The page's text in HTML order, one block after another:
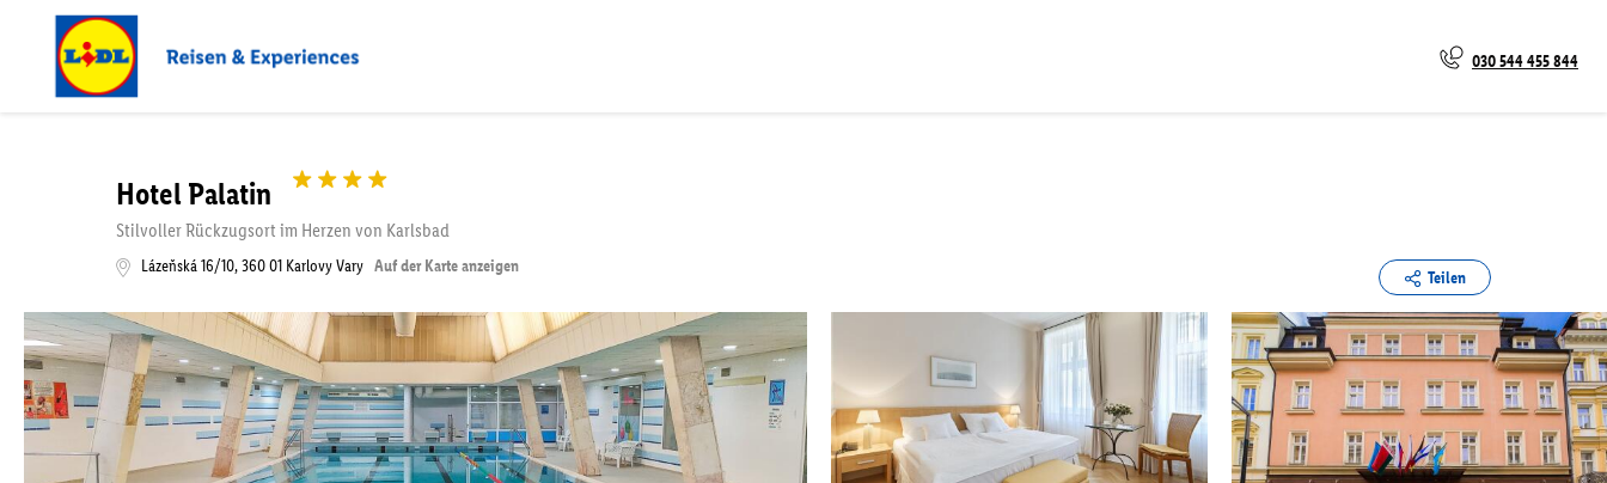
030 544 455 844
Hotel Palatin
Stilvoller Rückzugsort im Herzen von Karlsbad
Lázeňská 16/10,360 01 Karlovy Vary Auf der Karte anzeigen
Teilen